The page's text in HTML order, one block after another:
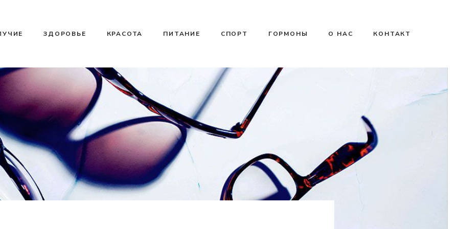
ЗДОРОВЬЕ КРАСОТА ПИТАНИЕ СПОРТ ГОРМОНЫ О НАС КОНТАКТ